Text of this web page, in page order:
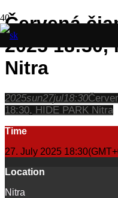
Červená
2025 18:30,
Nitra
2025sun27Jul18:30
18:30, HIDE PARK Nitra
Time
27. July 2025 18:30
Location
Nitra